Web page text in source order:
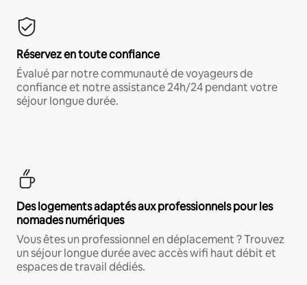
Réservez en toute confiance
Évalué par notre communauté de voyageurs de
confiance et notre assistance 24h/24 pendant votre
séjour longue durée.
Des logements adaptés aux professionnels pour les
nomades numériques
Vous êtes un professionnel en déplacement ? Trouvez
un séjour longue durée avec accès wifi haut débit et
espaces de travail dédiés.